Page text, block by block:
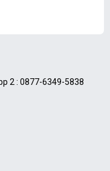
2 : 0877-6349-5838